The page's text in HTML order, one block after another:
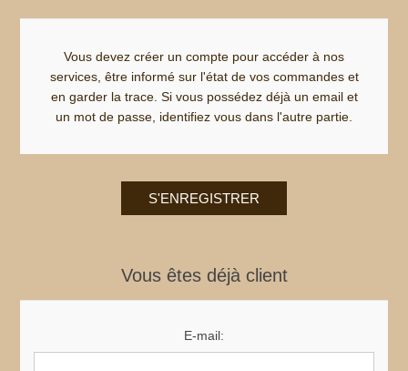
Vous devez créer un compte pour accéder à nos
services, être informé sur l'état de vos commandes et
en garder la trace. Si vous possédez déjà un email et
un mot de passe, identifiez vous dans l'autre partie.
Vous êtes déjà client
E-mail: